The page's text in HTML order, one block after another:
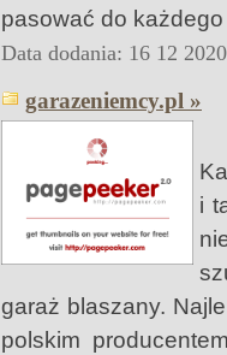
pasować do
Data dodania: 16 12
garazeniemcy.pl »
i
garaż blaszany.
polskim